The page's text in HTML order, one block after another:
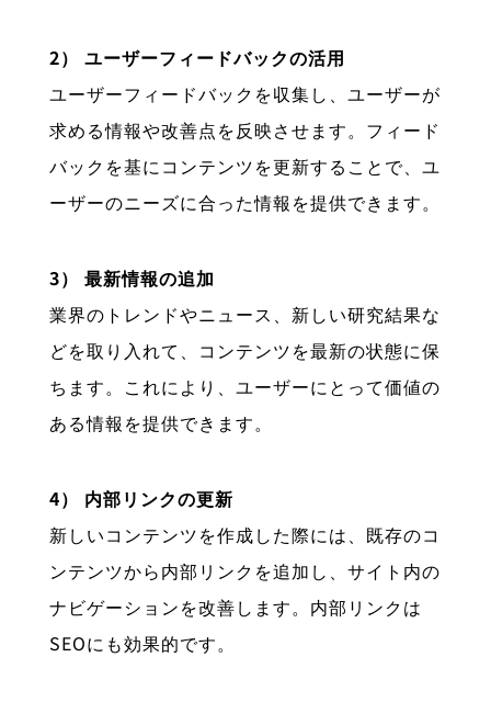
2） ユーザーフィードバックの活用
ユーザーフィードバックを収集し、ユーザーが
求める情報や改善点を反映させます。フィード
バックを基にコンテンツを更新することで、ユ
ーザーのニーズに合った情報を提供できます。
3） 最新情報の追加
業界のトレンドやニュース、新しい研究結果な
どを取り入れて、コンテンツを最新の状態に保
ちます。これにより、ユーザーにとって価値の
ある情報を提供できます。
4） 内部リンクの更新
新しいコンテンツを作成した際には、既存のコ
ンテンツから内部リンクを追加し、サイト内の
ナビゲーションを改善します。内部リンクは
SEOにも効果的です。